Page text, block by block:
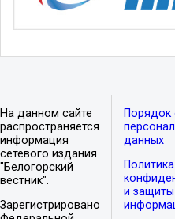
На данном сайте
распространяется
информация
сетевого издания
"Белогорский
вестник".
Зарегистрировано
Порядок
данных
Политика
и защиты